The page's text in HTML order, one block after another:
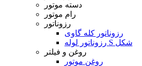
دسته موتور
رام موتور
رزوناتور
رزوناتور کله گاوی
رزوناتور لوله S شکل
روغن و فیلتر
روغن موتور